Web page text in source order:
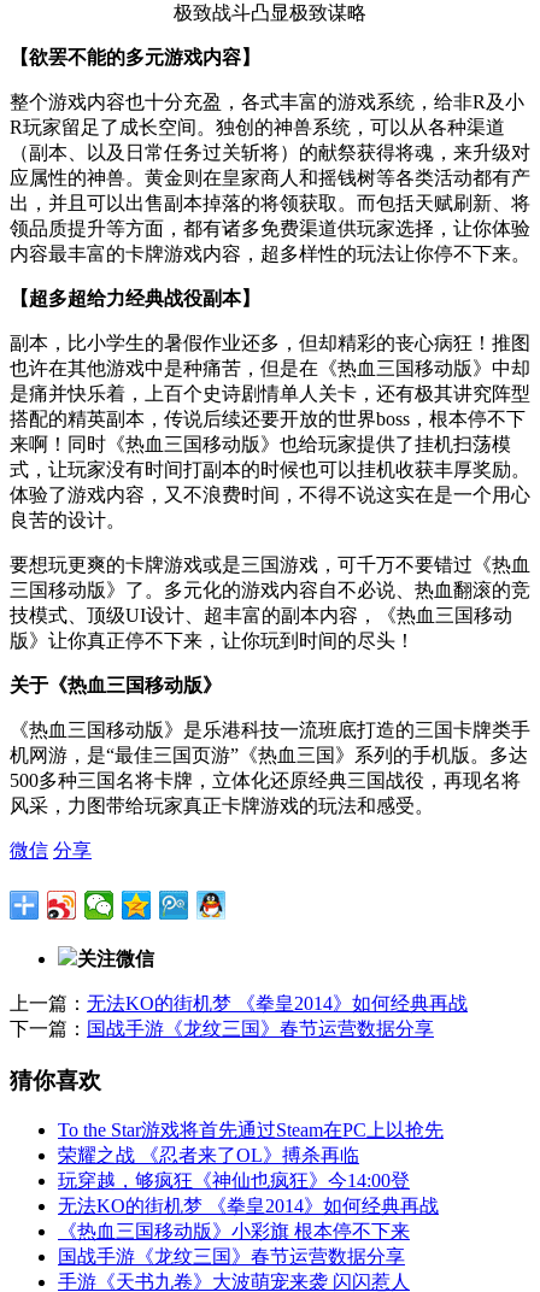
极致战斗凸显极致谋略
【欲罢不能的多元游戏内容】
整个游戏内容也十分充盈，各式丰富的游戏系统，给非R及小
R玩家留足了成长空间。独创的神兽系统，可以从各种渠道
（副本、以及日常任务过关斩将）的献祭获得将魂，来升级对
应属性的神兽。黄金则在皇家商人和摇钱树等各类活动都有产
出，并且可以出售副本掉落的将领获取。而包括天赋刷新、将
领品质提升等方面，都有诸多免费渠道供玩家选择，让你体验
内容最丰富的卡牌游戏内容，超多样性的玩法让你停不下来。
【超多超给力经典战役副本】
副本，比小学生的暑假作业还多，但却精彩的丧心病狂！推图
也许在其他游戏中是种痛苦，但是在《热血三国移动版》中却
是痛并快乐着，上百个史诗剧情单人关卡，还有极其讲究阵型
搭配的精英副本，传说后续还要开放的世界boss，根本停不下
来啊！同时《热血三国移动版》也给玩家提供了挂机扫荡模
式，让玩家没有时间打副本的时候也可以挂机收获丰厚奖励。
体验了游戏内容，又不浪费时间，不得不说这实在是一个用心
良苦的设计。
要想玩更爽的卡牌游戏或是三国游戏，可千万不要错过《热血
三国移动版》了。多元化的游戏内容自不必说、热血翻滚的竞
技模式、顶级UI设计、超丰富的副本内容，《热血三国移动
版》让你真正停不下来，让你玩到时间的尽头！
关于《热血三国移动版》
《热血三国移动版》是乐港科技一流班底打造的三国卡牌类手
机网游，是“最佳三国页游”《热血三国》系列的手机版。多达
500多种三国名将卡牌，立体化还原经典三国战役，再现名将
风采，力图带给玩家真正卡牌游戏的玩法和感受。
微信 分享
关注微信
上一篇： 无法KO的街机梦 《拳皇2014》如何经典再战
下一篇： 国战手游《龙纹三国》春节运营数据分享
猜你喜欢
To the Star游戏将首先通过Steam在PC上以抢先
荣耀之战 《忍者来了OL》搏杀再临
玩穿越，够疯狂《神仙也疯狂》今14:00登
无法KO的街机梦 《拳皇2014》如何经典再战
《热血三国移动版》小彩旗 根本停不下来
国战手游《龙纹三国》春节运营数据分享
手游《天书九卷》大波萌宠来袭 闪闪惹人